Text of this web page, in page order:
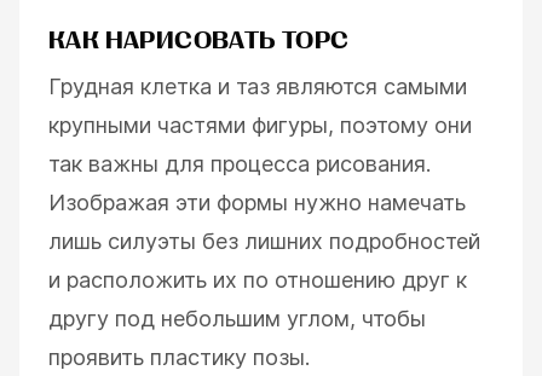
КАК НАРИСОВАТЬ ТОРС
Грудная клетка и таз являются самыми
крупными частями фигуры, поэтому они
так важны для процесса рисования.
Изображая эти формы нужно намечать
лишь силуэты без лишних подробностей
и расположить их по отношению друг к
другу под небольшим углом, чтобы
проявить пластику позы.